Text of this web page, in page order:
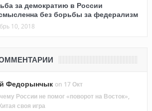
за демократию в России
без борьбы за федерализм
10, 2018
Федорынчык on 17 Окт
России не помог «поворот на Восток»,
своя игра